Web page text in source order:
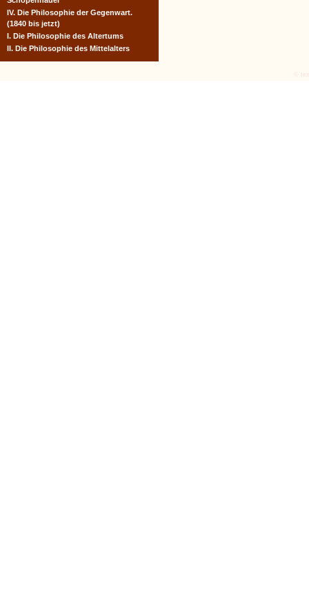
IV. Die Philosophie der Gegenwart.
(1840 bis jetzt)
I. Die Philosophie des Altertums
II. Die Philosophie des Mittelalters